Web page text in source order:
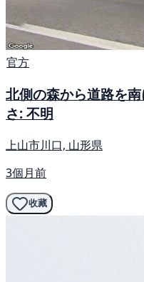
官方
北側の森から道路を
さ: 不明
上山市川口, 山形県
3個月前
收藏